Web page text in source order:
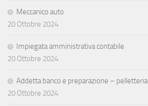
Meccanico auto
20 Ottobre 2024
Impiegata amministrativa contabile
20 Ottobre 2024
Addetta banco e preparazione – pelletteria
20 Ottobre 2024